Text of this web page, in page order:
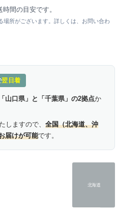
間の目安です。
所がございます。詳しくは、お問い合わ
翌日着
「山口県」と「千葉県」の2拠点か
しますので、全国（北海道、沖
届けが可能です。
北海道